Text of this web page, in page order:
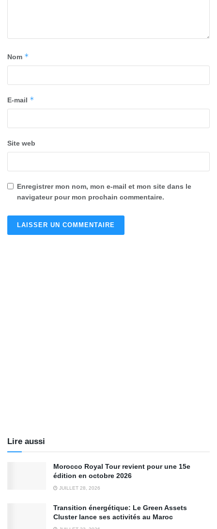
Nom *
E-mail *
Site web
Enregistrer mon nom, mon e-mail et mon site dans le
navigateur pour mon prochain commentaire.
Lire aussi
Morocco Royal Tour revient pour une 15e
édition en octobre 2026
JUILLET 28, 2026
Transition énergétique: Le Green Assets
Cluster lance ses activités au Maroc